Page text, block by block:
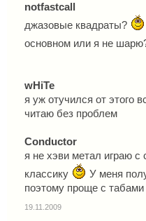
notfastcall
джазовые квадраты?
основном или я не
wHiTe
я уж отучился от этого
читаю без проблем
Conductor
я не хэви метал играю
классику
У меня
поэтому проще с
19.11.2009